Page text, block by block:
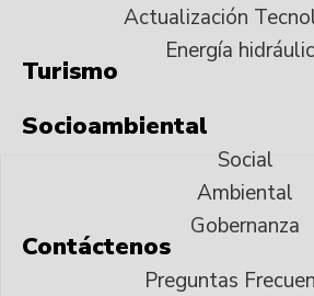
Actualización
Energía
Turismo
Socioambiental
Social
Ambiental
Gobernanza
Contáctenos
Preguntas